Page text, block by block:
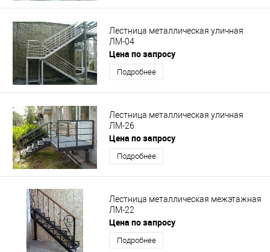
Лестница металлическая уличная
ЛМ-04
Цена по запросу
Подробнее
Лестница металлическая уличная
ЛМ-26
Цена по запросу
Подробнее
Лестница металлическая межэтажная
ЛМ-22
Цена по запросу
Подробнее